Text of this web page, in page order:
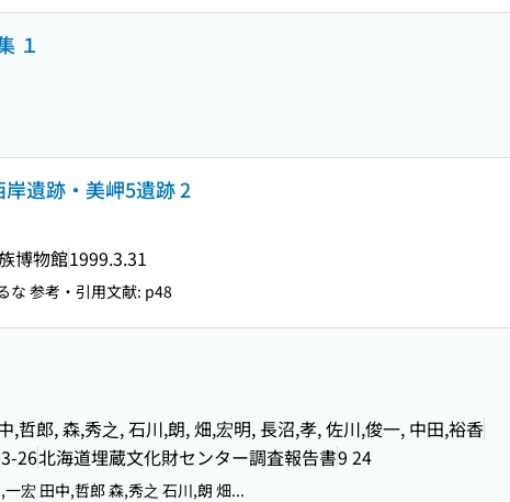
１
遺跡・美岬5遺跡 2
博物館1999.3.31
な 参考・引用文献: p48
,哲郎, 森,秀之, 石川,朗, 畑,宏明, 長沼,孝, 佐川,俊一, 中田,裕香
26北海道埋蔵文化財センター調査報告書9 24
宏 田中,哲郎 森,秀之 石川,朗 畑...